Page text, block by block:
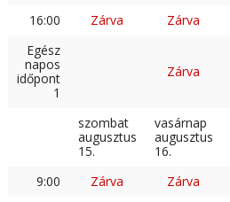
16:00
Zárva Zárva
Egész
napos
időpont
1
Zárva
szombat
augusztus
15.
vasárnap
augusztus
16.
9:00
Zárva Zárva